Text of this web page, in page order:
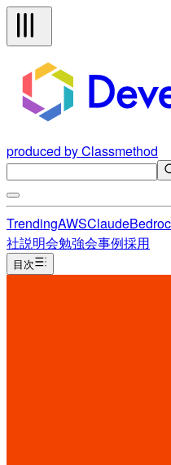
produced by Classmethod
TrendingAWSClaude
社説明会勉強会事例採用
目次